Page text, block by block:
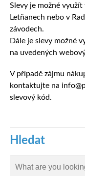
Slevy je možné
Letňanech nebo v
závodech.
Dále je slevy možné
na uvedených
V případě zájmu
kontaktujte na
slevový kód.
Hledat